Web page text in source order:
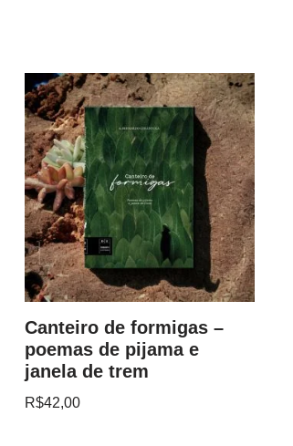
Canteiro de formigas –
poemas de pijama e
janela de trem
R$42,00